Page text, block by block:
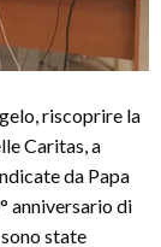
riscoprire la
Caritas, a
da Papa
anniversario di
state